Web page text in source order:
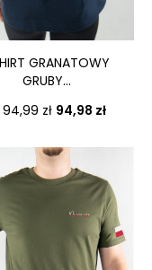
GRANATOWY
GRUBY...
zł Cena
94,98 zł